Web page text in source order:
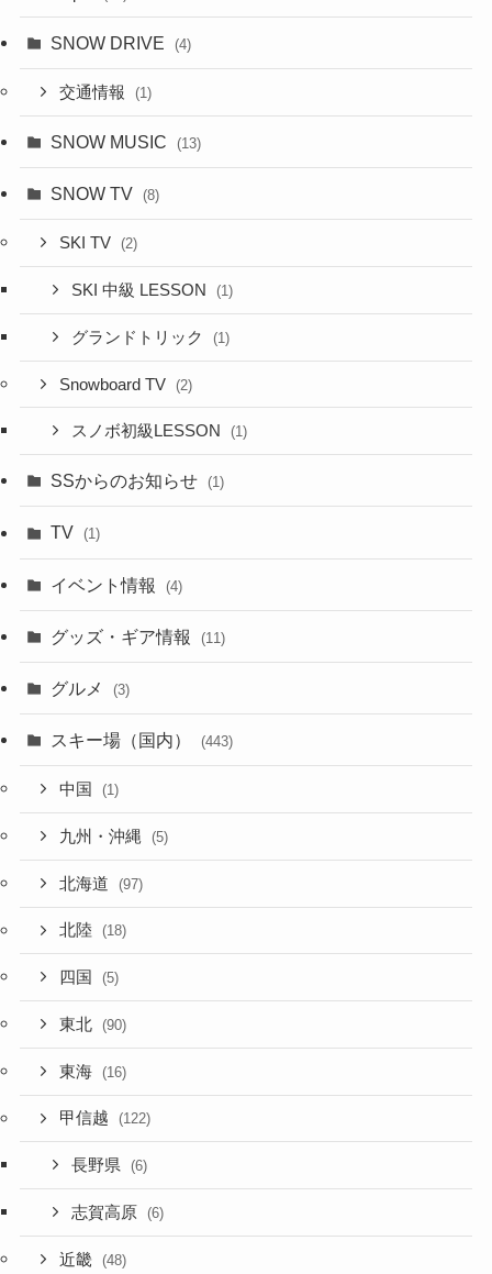
SNOW DRIVE (4)
交通情報 (1)
SNOW MUSIC (13)
SNOW TV (8)
SKI TV (2)
SKI 中級 LESSON (1)
グランドトリック (1)
Snowboard TV (2)
スノボ初級LESSON (1)
SSからのお知らせ (1)
TV (1)
イベント情報 (4)
グッズ・ギア情報 (11)
グルメ (3)
スキー場（国内） (443)
中国 (1)
九州・沖縄 (5)
北海道 (97)
北陸 (18)
四国 (5)
東北 (90)
東海 (16)
甲信越 (122)
長野県 (6)
志賀高原 (6)
近畿 (48)